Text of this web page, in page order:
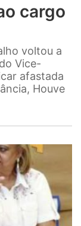
cargo
voltou a
Vice-
afastada
Houve